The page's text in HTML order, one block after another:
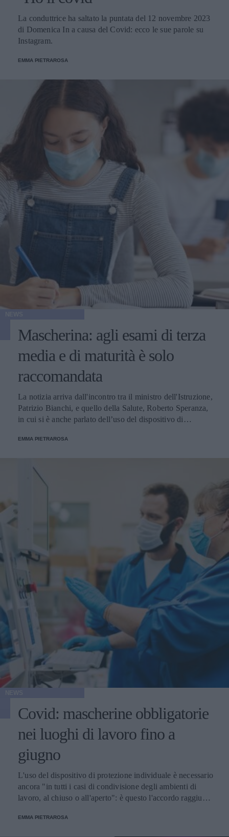
La conduttrice ha saltato la puntata del 12 novembre 2023
di Domenica In a causa del Covid: ecco le sue parole su
Instagram.
EMMA PIETRAROSA
Mascherina: agli esami di terza
media e di maturità è solo
raccomandata
La notizia arriva dall'incontro tra il ministro dell'Istruzione,
Patrizio Bianchi, e quello della Salute, Roberto Speranza,
in cui si è anche parlato dell’uso del dispositivo di
EMMA PIETRAROSA
Covid: mascherine obbligatorie
nei luoghi di lavoro fino a
giugno
L'uso del dispositivo di protezione individuale è necessario
ancora "in tutti i casi di condivisione degli ambienti di
lavoro, al chiuso o all'aperto": è questo l'accordo raggiunto
dello Sviluppo Economico, con cui si conferma per ora il
EMMA PIETRAROSA